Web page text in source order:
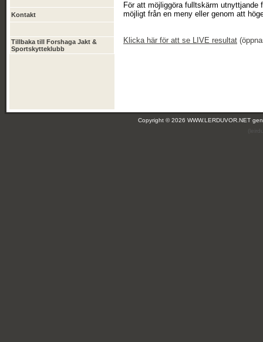
Kontakt
Tillbaka till Forshaga Jakt &
Sportskytteklubb
För att möjliggöra fulltskärm utnyttjande
möjligt från en meny eller genom att
Klicka här för att se LIVE resultat
Copyright © 2026 WWW.LERDUVOR.NET